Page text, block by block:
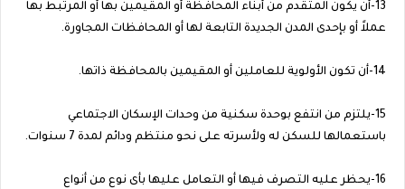
13-أن يكون المتقدم من أبناء المحافظة أو المقيمين بها أو المرتبط بها
عملاً أو بإحدى المدن الجديدة التابعة لها أو المحافظات المجاورة.
14-أن تكون الأولوية للعاملين أو المقيمين بالمحافظة ذاتها.
15-يلتزم من انتفع بوحدة سكنية من وحدات الإسكان الاجتماعي
باستعمالها للسكن له ولأسرته على نحو منتظم ودائم لمدة 7 سنوات.
16-يحظر عليه التصرف فيها أو التعامل عليها بأى نوع من أنواع